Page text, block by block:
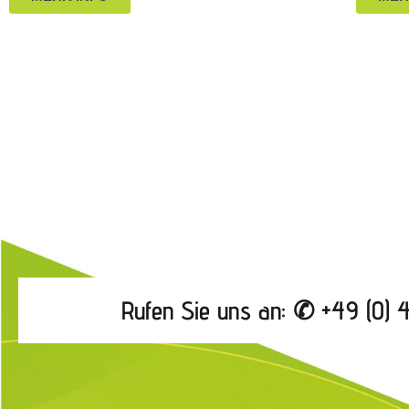
Rufen Sie uns an: ✆ +49 (0)